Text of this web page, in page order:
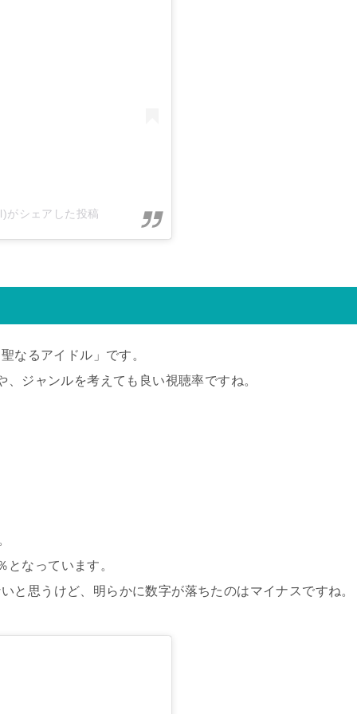
シェアした投稿
なるアイドル」です。
ジャンルを考えても良い視聴率ですね。
なっています。
と思うけど、明らかに数字が落ちたのはマイナスですね。